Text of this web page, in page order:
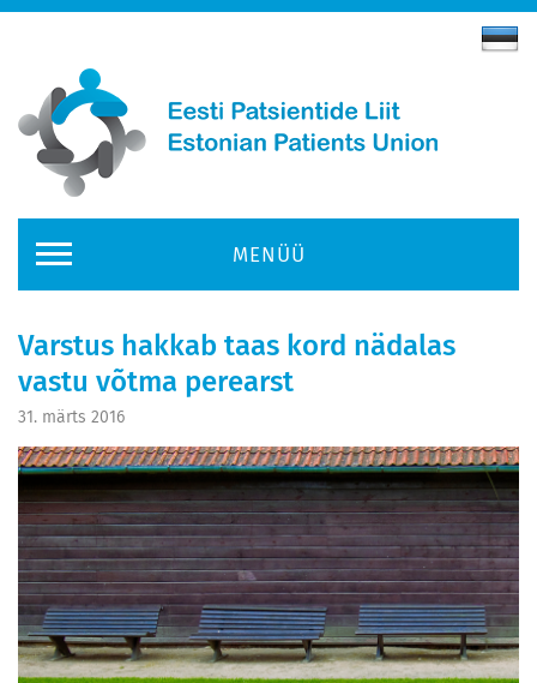
MENÜÜ
Varstus hakkab taas kord nädalas
vastu võtma perearst
31. märts 2016